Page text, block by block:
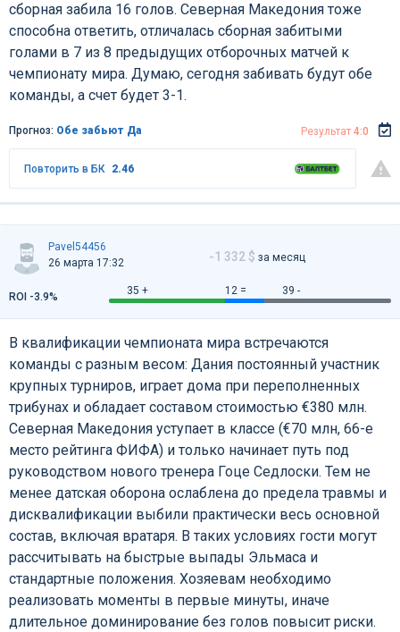
сборная забила 16 голов. Северная Македония тоже
способна ответить, отличалась сборная забитыми
голами в 7 из 8 предыдущих отборочных матчей к
чемпионату мира. Думаю, сегодня забивать будут обе
команды, а счет будет 3-1.
Прогноз: Обе забьют Да Результат 4:0
Повторить в БК 2.46
Pavel54456
26 марта 17:32
-1 332 $ за месяц
35 + 12 = 39 -
ROI -3.9%
В квалификации чемпионата мира встречаются
команды с разным весом: Дания постоянный участник
крупных турниров, играет дома при переполненных
трибунах и обладает составом стоимостью €380 млн.
Северная Македония уступает в классе (€70 млн, 66-е
место рейтинга ФИФА) и только начинает путь под
руководством нового тренера Гоце Седлоски. Тем не
менее датская оборона ослаблена до предела травмы и
дисквалификации выбили практически весь основной
состав, включая вратаря. В таких условиях гости могут
рассчитывать на быстрые выпады Эльмаса и
стандартные положения. Хозяевам необходимо
реализовать моменты в первые минуты, иначе
длительное доминирование без голов повысит риски.